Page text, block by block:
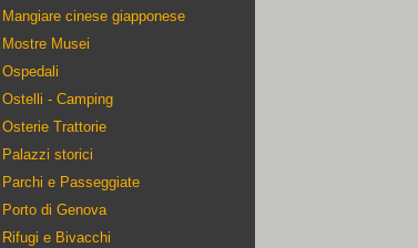
Mangiare cinese giapponese
Mostre Musei
Ospedali
Ostelli - Camping
Osterie Trattorie
Palazzi storici
Parchi e Passeggiate
Porto di Genova
Rifugi e Bivacchi